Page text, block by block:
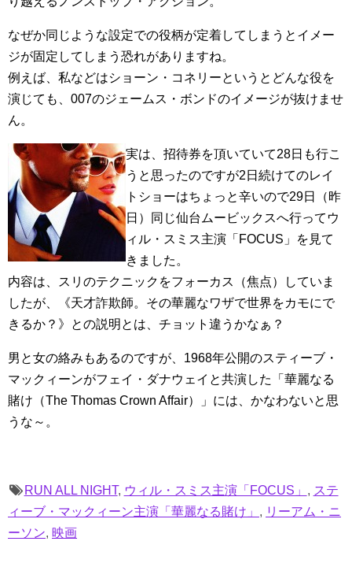
なぜか同じような設定での役柄が定着してしまうとイメー
ジが固定してしまう恐れがありますね。
例えば、私などはショーン・コネリーというとどんな役を
演じても、007のジェームス・ボンドのイメージが抜けませ
ん。
実は、招待券を頂いていて28日も行こ
うと思ったのですが2日続けてのレイ
トショーはちょっと辛いので29日（昨
日）同じ仙台ムービックスへ行ってウ
ィル・スミス主演「FOCUS」を見て
きました。
内容は、スリのテクニックをフォーカス（焦点）していま
したが、《天才詐欺師。その華麗なワザで世界をカモにで
きるか？》との説明とは、チョット違うかなぁ？
男と女の絡みもあるのですが、1968年公開のスティーブ・
マックィーンがフェイ・ダナウェイと共演した「華麗なる
賭け（The Thomas Crown Affair）」には、かなわないと思
うな～。
RUN ALL NIGHT, ウィル・スミス主演「FOCUS」 , ステ
ィーブ・マックィーン主演「華麗なる賭け」 , リーアム・ニ
ーソン, 映画